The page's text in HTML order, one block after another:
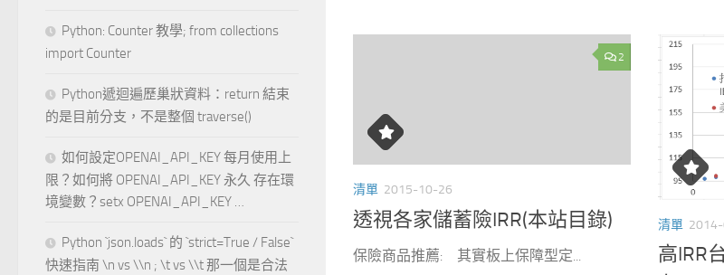
2
清單 2015-10-26
透視各家儲蓄險IRR(本站目錄)
保險商品推薦: 其實板上保障型定...
清單
高IRR
Python: Counter 教學; from collections
import Counter
Python遞迴遍歷巢狀資料：return 結束
的是目前分支，不是整個 traverse()
如何設定OPENAI_API_KEY 每月使用上
限？如何將 OPENAI_API_KEY 永久 存在環
境變數？setx OPENAI_API_KEY …
Python `json.loads` 的 `strict=True / False`
快速指南 \n vs \\n ; \t vs \\t 那一個是合法